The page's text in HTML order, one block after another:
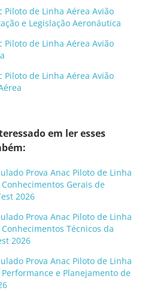
Piloto de Linha Aérea Avião
e Legislação Aeronáutica
Piloto de Linha Aérea Avião
Piloto de Linha Aérea Avião
em ler esses
Prova Anac Piloto de Linha
Conhecimentos Gerais de
2026
Prova Anac Piloto de Linha
Conhecimentos Técnicos da
2026
Prova Anac Piloto de Linha
Performance e Planejamento de